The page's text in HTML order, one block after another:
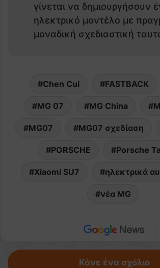
γίνεται να δημιουργήσουν
ηλεκτρικό μοντέλο με
μοναδική σχεδιαστική
Chen Cui FASTBACK
MG 07 MG China
MG07 MG07 σχεδίαση
PORSCHE Porsche
Xiaomi SU7 ηλεκτρικά
νέα MG
Κάνε ένα σχόλιο